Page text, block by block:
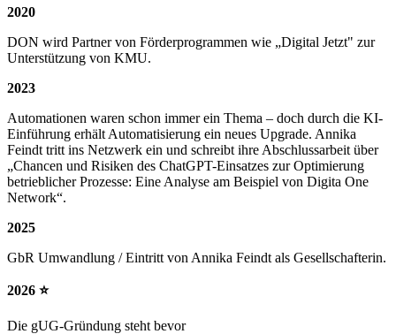
2020
DON wird Partner von Förderprogrammen wie „Digital Jetzt" zur
Unterstützung von KMU.
2023
Automationen waren schon immer ein Thema – doch durch die KI-
Einführung erhält Automatisierung ein neues Upgrade. Annika
Feindt tritt ins Netzwerk ein und schreibt ihre Abschlussarbeit über
„Chancen und Risiken des ChatGPT-Einsatzes zur Optimierung
betrieblicher Prozesse: Eine Analyse am Beispiel von Digita One
Network“.
2025
GbR Umwandlung / Eintritt von Annika Feindt als Gesellschafterin.
2026 ⭐
Die gUG-Gründung steht bevor